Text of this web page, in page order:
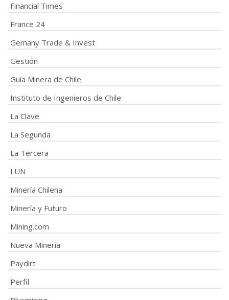
Financial Times
France 24
Gemany Trade & Invest
Gestión
Guía Minera de Chile
Instituto de Ingenieros de Chile
La Clave
La Segunda
La Tercera
LUN
Minería Chilena
Minería y Futuro
Mining.com
Nueva Minería
Paydirt
Perfil